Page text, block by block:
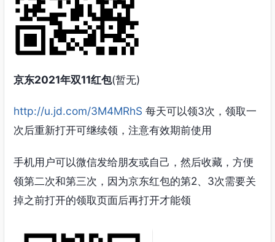
京东2021年双11红包(暂无)
http://u.jd.com/3M4MRhS 每天可以领3次，领取一
次后重新打开可继续领，注意有效期前使用
手机用户可以微信发给朋友或自己，然后收藏，方便
领第二次和第三次，因为京东红包的第2、3次需要关
掉之前打开的领取页面后再打开才能领